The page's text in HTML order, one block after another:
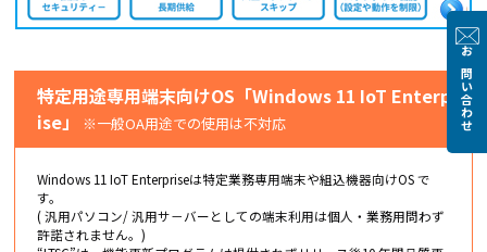
お問い合わせ
特定用途専用端末向けOS「Windows 11 IoT Enterpr
ise」
※一般OA用途での使用は不対応
Windows 11 IoT Enterpriseは特定業務専用端末や組込機器向けOS で
す。
( 汎用パソコン/ 汎用サ－バーとしての端末利用は個人・業務用問わず
許諾されません。)